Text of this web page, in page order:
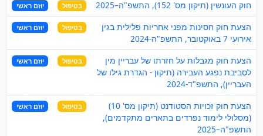
חוק העונשין (תיקון מס' 152), התשפ"ה–2025 בטיפול יוזם ראשי
הצעת חוק חסינות מפני אחריות פלילית בגין
אירועי 7 באוקטובר, התשפ"ה-2024
בטיפול יוזם ראשי
הצעת חוק מגבלות על חזרתו של עבריין מין
לסביבת נפגע העבירה (תיקון - הגדרת גילו של
העבריין), התשפ"ד-2024
בטיפול יוזם ראשי
הצעת חוק זכויות הסטודנט (תיקון מס' 10)
(מסלולי לימוד נפרדים בתארים מתקדמים),
התשפ"ה–2025
בטיפול יוזם ראשי